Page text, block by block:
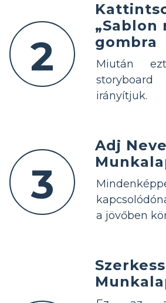
2
„Sablon
gombra
Miután
irányítjuk.
3
Adj
a jövőben